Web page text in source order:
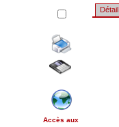
Accès aux
Détail